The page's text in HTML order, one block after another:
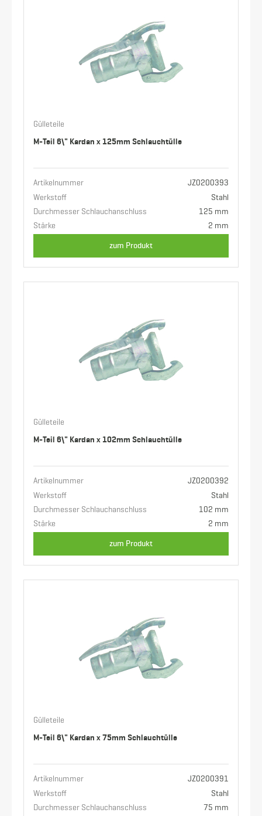
Gülleteile
M-Teil 6\" Kardan x 125mm Schlauchtülle
Artikelnummer
JZ0200393
Werkstoff
Stahl
Durchmesser Schlauchanschluss
125 mm
Stärke
2 mm
zum Produkt
Gülleteile
M-Teil 6\" Kardan x 102mm Schlauchtülle
Artikelnummer
JZ0200392
Werkstoff
Stahl
Durchmesser Schlauchanschluss
102 mm
Stärke
2 mm
zum Produkt
Gülleteile
M-Teil 6\" Kardan x 75mm Schlauchtülle
Artikelnummer
JZ0200391
Werkstoff
Stahl
Durchmesser Schlauchanschluss
75 mm